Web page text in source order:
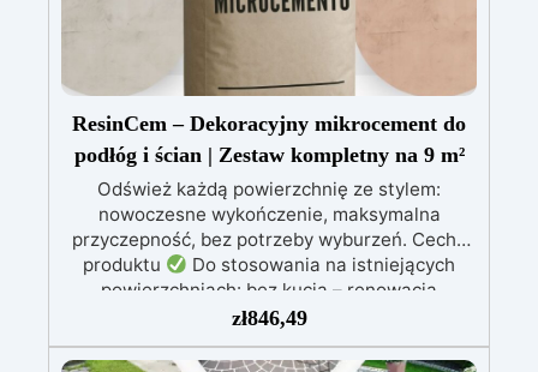
ResinCem – Dekoracyjny mikrocement do
podłóg i ścian | Zestaw kompletny na 9 m²
Odśwież każdą powierzchnię ze stylem:
nowoczesne wykończenie, maksymalna
przyczepność, bez potrzeby wyburzeń. Cechy
produktu
Do stosowania na istniejących
powierzchniach: bez kucia – renowacja
Możliwość personalizacji: wybierz spośród
różnych kolorów i wykończeń – styl
zł846,49